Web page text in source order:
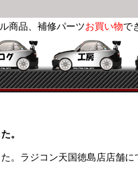
商品、補修パーツお買い物で
。
。ラジコン天国徳島店店舗に